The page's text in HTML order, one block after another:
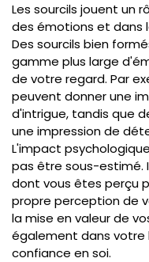
Les sourcils jouent un
des émotions et dans
Des sourcils bien
gamme plus large
de votre regard. Par
peuvent donner une
d'intrigue, tandis que
une impression de
L'impact
pas être sous-estimé.
dont vous êtes perçu
propre perception de
la mise en valeur de
également dans
confiance en soi.